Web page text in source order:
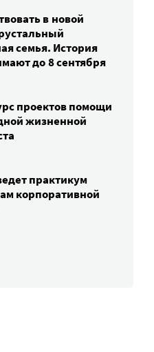
в новой
семья. История
до 8 сентября
проектов помощи
жизненной
практикум
корпоративной